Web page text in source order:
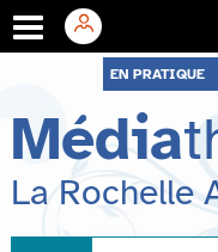
menu
contenu
recherche
EN PRATIQUE
Média
La Rochelle